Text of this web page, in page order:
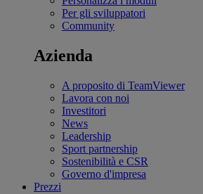
Per gli sviluppatori
Community
Azienda
A proposito di TeamViewer
Lavora con noi
Investitori
News
Leadership
Sport partnership
Sostenibilità e CSR
Governo d'impresa
Prezzi